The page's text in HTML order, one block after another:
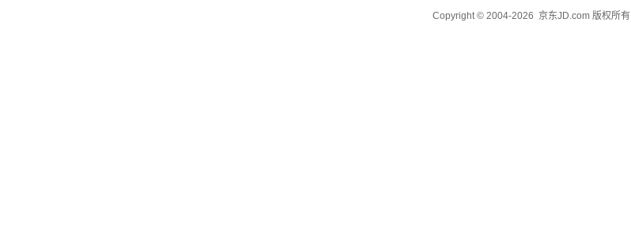
Copyright © 2004-2026 京东JD.com 版权所有